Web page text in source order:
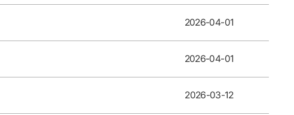
2026-04-01
2026-04-01
2026-03-12